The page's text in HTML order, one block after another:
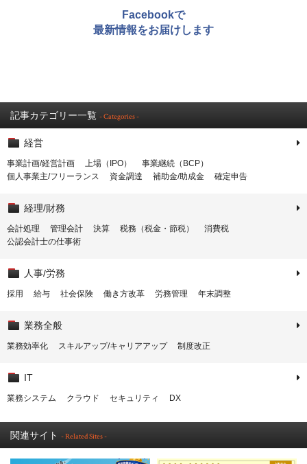
Facebookで
最新情報をお届けします
記事カテゴリー一覧 - Categories -
経営
事業計画/経営計画 上場（IPO）
事業継続（BCP）
個人事業主/フリーランス
資金調達 補助金/助成金 確定申告
経理/財務
会計処理 管理会計 決算 税務（税金・節税）
消費税
公認会計士の仕事術
人事/労務
採用 給与 社会保険 働き方改革 労務管理 年末調整
業務全般
業務効率化 スキルアップ/キャリアアップ 制度改正
IT
業務システム クラウド セキュリティ DX
関連サイト - Related Sites -